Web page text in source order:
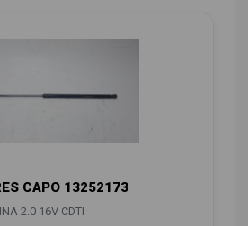
CAPO 13252173
2.0 16V CDTI